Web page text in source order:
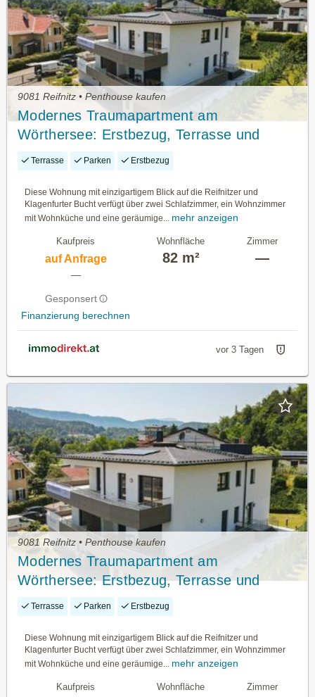
9081 Reifnitz • Penthouse kaufen
Modernes Traumapartment am
Wörthersee: Erstbezug, Terrasse und
Seeblick
Terrasse Parken Erstbezug
Diese Wohnung mit einzigartigem Blick auf die Reifnitzer und
Klagenfurter Bucht verfügt über zwei Schlafzimmer, ein Wohnzimmer
mit Wohnküche und eine geräumige... mehr anzeigen
Kaufpreis
auf Anfrage
—
Gesponsert
Finanzierung berechnen
Wohnfläche
82 m²
Zimmer
—
vor 3 Tagen
9081 Reifnitz • Penthouse kaufen
Modernes Traumapartment am
Wörthersee: Erstbezug, Terrasse und
Seeblick
Terrasse Parken Erstbezug
Diese Wohnung mit einzigartigem Blick auf die Reifnitzer und
Klagenfurter Bucht verfügt über zwei Schlafzimmer, ein Wohnzimmer
mit Wohnküche und eine geräumige...
mehr anzeigen
Kaufpreis Wohnfläche Zimmer